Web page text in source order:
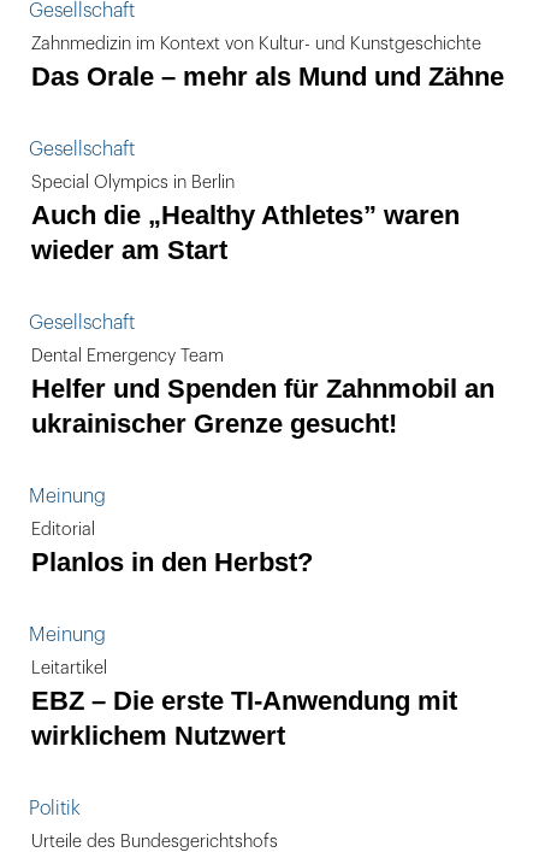
Gesellschaft
Zahnmedizin im Kontext von Kultur- und Kunstgeschichte
Das Orale – mehr als Mund und Zähne
Gesellschaft
Special Olympics in Berlin
Auch die „Healthy Athletes” waren
wieder am Start
Gesellschaft
Dental Emergency Team
Helfer und Spenden für Zahnmobil an
ukrainischer Grenze gesucht!
Meinung
Editorial
Planlos in den Herbst?
Meinung
Leitartikel
EBZ – Die erste TI-Anwendung mit
wirklichem Nutzwert
Politik
Urteile des Bundesgerichtshofs